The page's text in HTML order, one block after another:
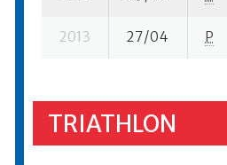
2013 27/04 P
TRIATHLON